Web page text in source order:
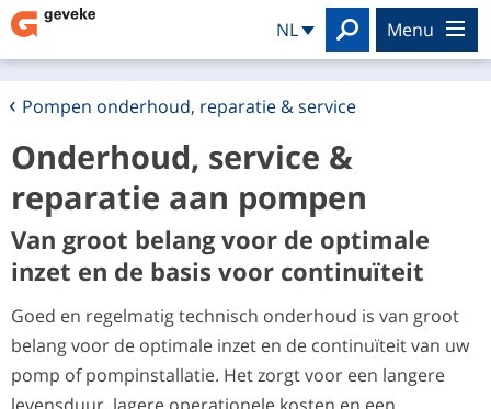
NL
Search
menu
Pompen onderhoud, reparatie & service
Onderhoud, service &
reparatie aan pompen
Van groot belang voor de optimale
inzet en de basis voor continuïteit
Goed en regelmatig technisch onderhoud is van groot
belang voor de optimale inzet en de continuïteit van uw
pomp of pompinstallatie. Het zorgt voor een langere
levensduur, lagere operationele kosten en een